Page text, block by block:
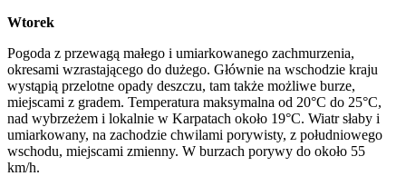
Wtorek
Pogoda z przewagą małego i umiarkowanego zachmurzenia,
okresami wzrastającego do dużego. Głównie na wschodzie kraju
wystąpią przelotne opady deszczu, tam także możliwe burze,
miejscami z gradem. Temperatura maksymalna od 20°C do 25°C,
nad wybrzeżem i lokalnie w Karpatach około 19°C. Wiatr słaby i
umiarkowany, na zachodzie chwilami porywisty, z południowego
wschodu, miejscami zmienny. W burzach porywy do około 55
km/h.